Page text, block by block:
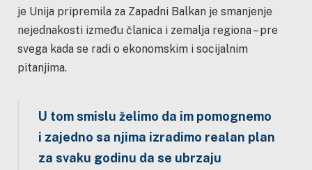
je Unija pripremila za Zapadni Balkan je smanjenje
nejednakosti između članica i zemalja regiona – pre
svega kada se radi o ekonomskim i socijalnim
pitanjima.
U tom smislu želimo da im pomognemo
i zajedno sa njima izradimo realan plan
za svaku godinu da se ubrzaju